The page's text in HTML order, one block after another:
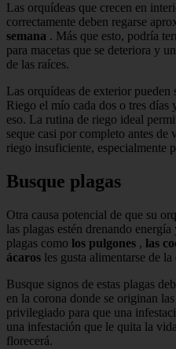
Las orquídeas que crecen en
correctamente deben regarse
semana . Más que esto, podría
para macetas que se deteriora y
de las raíces.
Las orquídeas de exterior
Riego el mío cada dos o tres días
eso. La rutina de riego ideal
seque casi por completo antes de
riego insuficiente, especialmente
Busque plagas
Otra causa potencial de que su
las plagas estén drenando
plagas como los pulgones , las
ácaros les gusta alimentarse de
Busque signos de estas plagas
en la corona donde se originan
privilegiado para que una
una infestación que le quita la
florecerá.